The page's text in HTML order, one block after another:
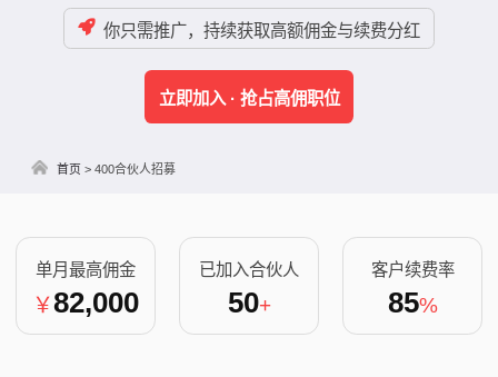
你只需推广，持续获取高额佣金与续费分红
立即加入 · 抢占高佣职位
首页 >400合伙人招募
单月最高佣金
￥82,000
已加入合伙人
50+
客户续费率
85%